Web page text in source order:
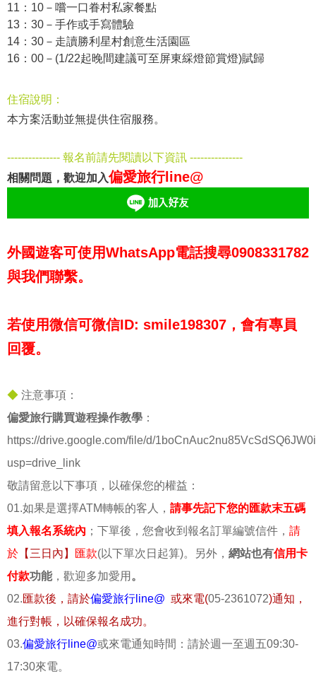
11：10－嚐一口眷村私家餐點
13：30－手作或手寫體驗
14：30－走讀勝利星村創意生活園區
16：00－(1/22起晚間建議可至屏東綵燈節賞燈)賦歸
住宿說明：
本方案活動並無提供住宿服務。
--------------- 報名前請先閱讀以下資訊 ---------------
相關問題，歡迎加入偏愛旅行line@
外國遊客可使用WhatsApp電話搜尋0908331782
與我們聯繫。
若使用微信可微信ID: smile198307，會有專員
回覆。
◆ 注意事項：
偏愛旅行購買遊程操作教學 ：
https://drive.google.com/file/d/
usp=drive_link
敬請留意以下事項，以確保您的權益：
01.如果是選擇ATM轉帳的客人， 請事先記下您的匯款末五碼
填入報名系統內 ；下單後，您會收到報名訂單編號信件， 請
於 【三日內】 匯款(以下單次日起算)。另外， 網站也有信用卡
付款功能，歡迎多加愛用 。
02.匯款後，請於偏愛旅行line@ 或來電(05-2361072)通知，
進行對帳，以確保報名成功。
03.偏愛旅行line@或來電通知時間：請於週一至週五09:30-
17:30來電。